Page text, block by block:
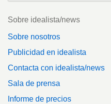
Footer
Sobre idealista/news
Sobre nosotros
Publicidad en idealista
Contacta con idealista/news
Sala de prensa
Informe de precios